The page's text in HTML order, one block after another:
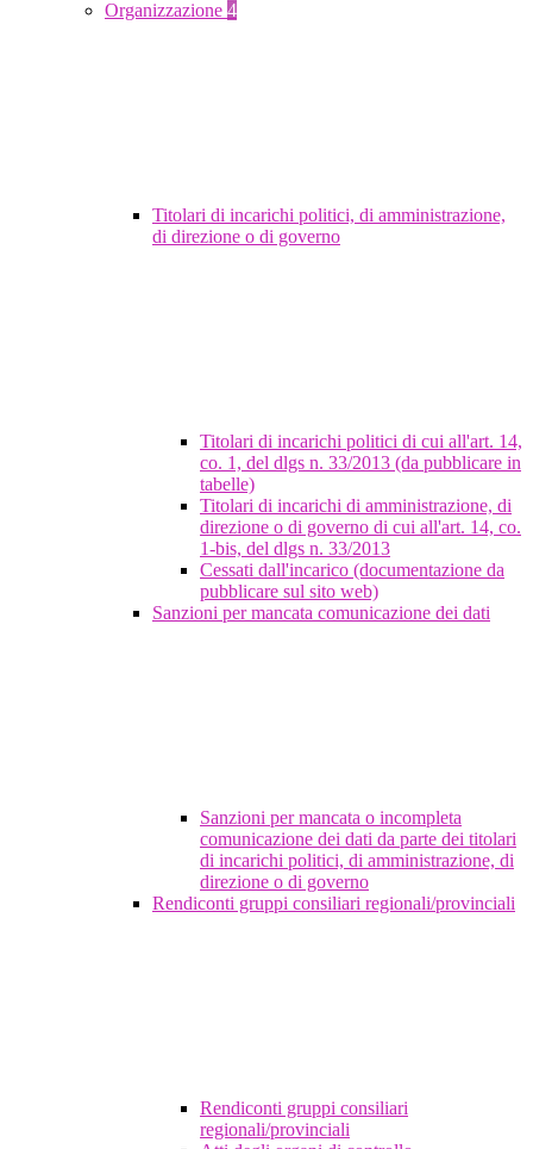
Organizzazione 4
Titolari di incarichi politici, di amministrazione,
di direzione o di governo
Titolari di incarichi politici di cui all'art. 14,
co. 1, del dlgs n. 33/2013 (da pubblicare in
tabelle)
Titolari di incarichi di amministrazione, di
direzione o di governo di cui all'art. 14, co.
1-bis, del dlgs n. 33/2013
Cessati dall'incarico (documentazione da
pubblicare sul sito web)
Sanzioni per mancata comunicazione dei dati
Sanzioni per mancata o incompleta
comunicazione dei dati da parte dei titolari
di incarichi politici, di amministrazione, di
direzione o di governo
Rendiconti gruppi consiliari regionali/provinciali
Rendiconti gruppi consiliari
regionali/provinciali